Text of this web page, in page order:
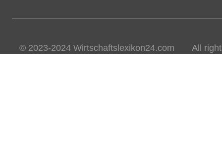
© 2023-2024 Wirtschaftslexikon24.com All